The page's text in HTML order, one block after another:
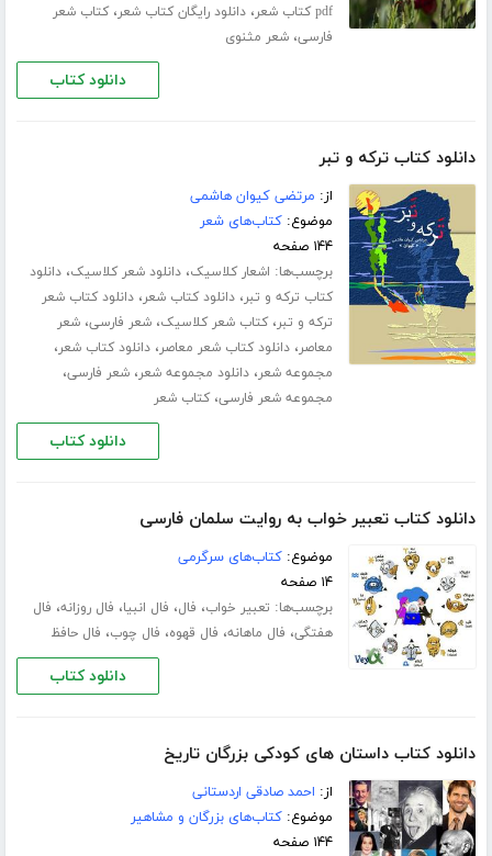
pdf کتاب شعر ،دانلود رایگان کتاب شعر،کتاب شعر
فارسی،شعر مثنوی
دانلود کتاب
دانلود کتاب ترکه و تبر
از: مرتضی کیوان هاشمی
موضوع:کتاب‌های شعر
۱۴۴ صفحه
برچسب‌ها: اشعار کلاسیک،دانلود شعر کلاسیک،دانلود
کتاب ترکه و تبر،دانلود کتاب شعر،دانلود کتاب شعر
ترکه و تبر،کتاب شعر کلاسیک،شعر فارسی،شعر
معاصر،دانلود کتاب شعر معاصر،دانلود کتاب شعر،
مجموعه شعر،دانلود مجموعه شعر،شعر فارسی،
مجموعه شعر فارسی،کتاب شعر
دانلود کتاب
دانلود کتاب تعبیر خواب به روایت سلمان فارسی
موضوع:کتاب‌های سرگرمی
۱۴ صفحه
برچسب‌ها: تعبیر خواب، فال، فال انبیا، فال روزانه، فال
هفتگی، فال ماهانه، فال قهوه، فال چوب، فال حافظ
دانلود کتاب
دانلود کتاب داستان های کودکی بزرگان تاریخ
از: احمد صادقی اردستانی
موضوع:کتاب‌های بزرگان و مشاهیر
۱۴۴ صفحه